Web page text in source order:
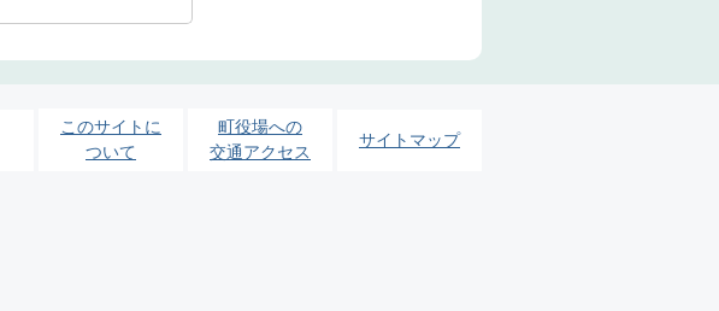
このサイトに
ついて
町役場への
交通アクセス
サイトマップ